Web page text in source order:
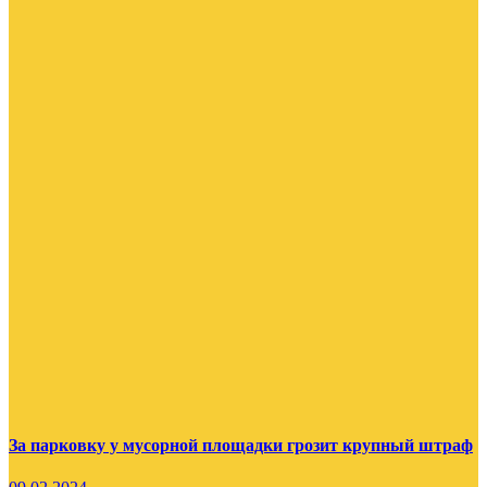
За парковку у мусорной площадки грозит крупный штраф